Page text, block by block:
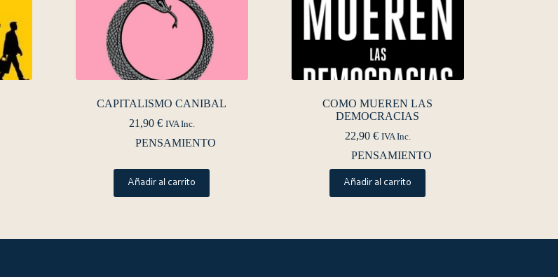
CAPITALISMO CANIBAL
21,90 € IVA Inc.
PENSAMIENTO
Añadir al carrito
COMO MUEREN LAS
DEMOCRACIAS
22,90 € IVA Inc.
PENSAMIENTO
Añadir al carrito